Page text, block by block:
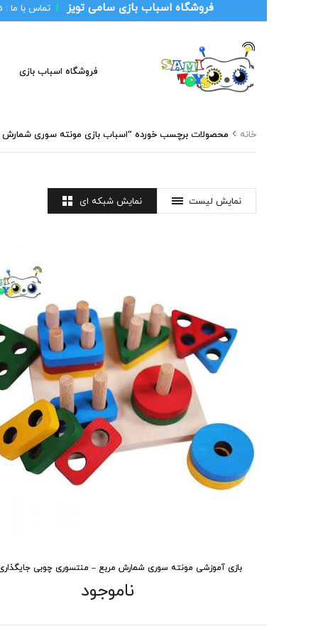
فروشگاه اسباب بازی سامی تویز | تماس با ما :
فروشگاه اسباب بازی
خانه محصولات برچسب خورده “اسباب بازی مونته سوری شمارش
نمایش شبکه ای نمایش لیست
بازی آموزشی مونته سوری شمارش مربع – منتسوری چوبی
ناموجود